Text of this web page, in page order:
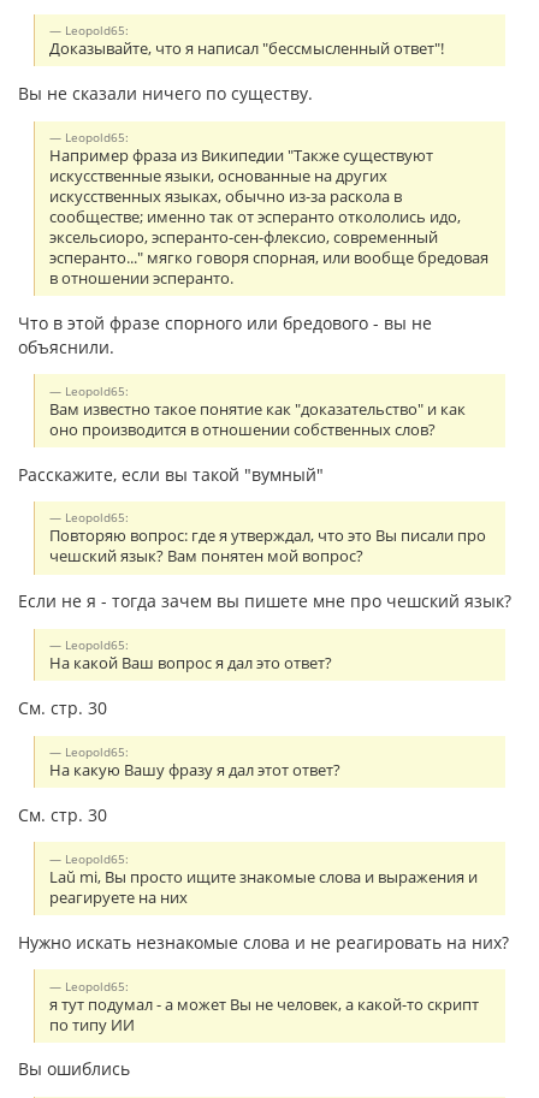
Leopold65:
Доказывайте, что я написал "бессмысленный ответ"!
Вы не сказали ничего по существу.
Leopold65:
Например фраза из Википедии "Также существуют
искусственные языки, основанные на других
искусственных языках, обычно из-за раскола в
сообществе; именно так от эсперанто откололись идо,
эксельсиоро, эсперанто-сен-флексио, современный
эсперанто..." мягко говоря спорная, или вообще бредовая
в отношении эсперанто.
Что в этой фразе спорного или бредового - вы не
объяснили.
Leopold65:
Вам известно такое понятие как "доказательство" и как
оно производится в отношении собственных слов?
Расскажите, если вы такой "вумный"
Leopold65:
Повторяю вопрос: где я утверждал, что это Вы писали про
чешский язык? Вам понятен мой вопрос?
Если не я - тогда зачем вы пишете мне про чешский язык?
Leopold65:
На какой Ваш вопрос я дал это ответ?
См. стр. 30
Leopold65:
На какую Вашу фразу я дал этот ответ?
См. стр. 30
Leopold65:
Laŭ mi, Вы просто ищите знакомые слова и выражения и
реагируете на них
Нужно искать незнакомые слова и не реагировать на них?
Leopold65:
я тут подумал - а может Вы не человек, а какой-то скрипт
по типу ИИ
Вы ошиблись